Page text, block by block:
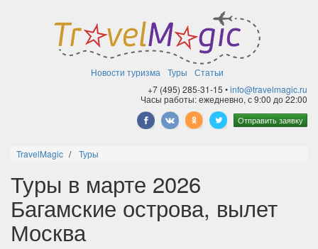
Новости туризма Туры
Статьи
+7 (495) 285-31-15 •info@travelmagic.ru
Часы работы: ежедневно, с 9:00 до 22:00
Отправить заявку
TravelMagic Туры
Туры в марте 2026
Багамские острова, вылет
Москва